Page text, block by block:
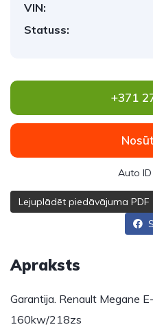
VIN:
Statuss:
+371
Auto
Lejuplādēt piedāvājuma PDF
Apraksts
Garantija. Renault Megane
160kw/218zs